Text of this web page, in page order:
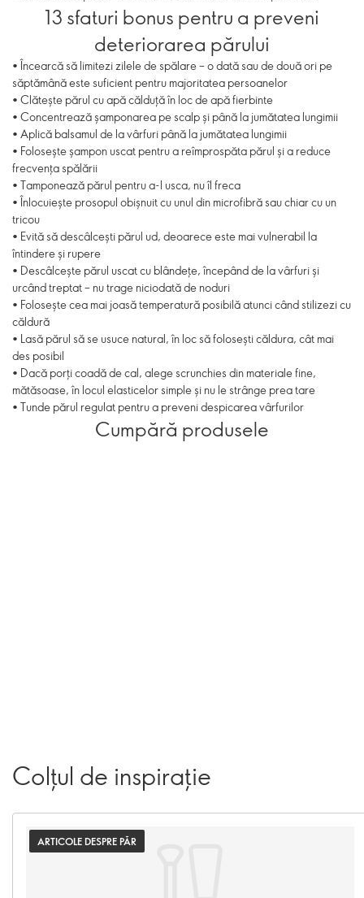
13 sfaturi bonus pentru a preveni
deteriorarea părului
• Încearcă să limitezi zilele de spălare – o dată sau de două ori pe
săptămână este suficient pentru majoritatea persoanelor
• Clătește părul cu apă călduță în loc de apă fierbinte
• Concentrează șamponarea pe scalp și până la jumătatea lungimii
• Aplică balsamul de la vârfuri până la jumătatea lungimii
• Folosește șampon uscat pentru a reîmprospăta părul și a reduce
frecvența spălării
• Tamponează părul pentru a-l usca, nu îl freca
• Înlocuiește prosopul obișnuit cu unul din microfibră sau chiar cu un
tricou
• Evită să descâlcești părul ud, deoarece este mai vulnerabil la
întindere și rupere
• Descâlcește părul uscat cu blândețe, începând de la vârfuri și
urcând treptat – nu trage niciodată de noduri
• Folosește cea mai joasă temperatură posibilă atunci când stilizezi cu
căldură
• Lasă părul să se usuce natural, în loc să folosești căldura, cât mai
des posibil
• Dacă porți coadă de cal, alege scrunchies din materiale fine,
mătăsoase, în locul elasticelor simple și nu le strânge prea tare
• Tunde părul regulat pentru a preveni despicarea vârfurilor
Cumpără produsele
Colțul de inspirație
ARTICOLE DESPRE PĂR